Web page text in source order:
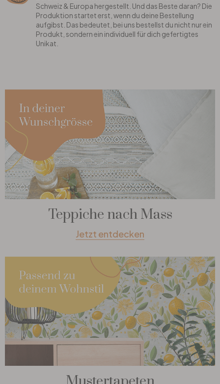
Schweiz & Europa hergestellt. Und das Beste daran? Die
Produktion startet erst, wenn du deine Bestellung
aufgibst. Das bedeutet, bei uns bestellst du nicht nur ein
Produkt, sondern ein individuell für dich gefertigtes
Unikat.
Teppiche nach Mass
Jetzt entdecken